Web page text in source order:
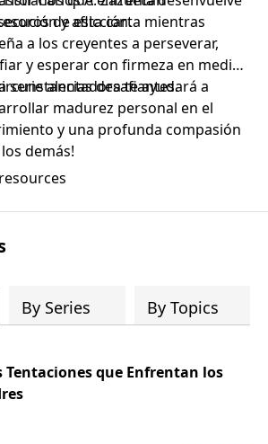
y aflicción.
de esta carta mientras
a los creyentes a perseverar,
y esperar con firmeza en medio
desafiantes.
serie alentadora te ayudará a
madurez personal en el
y una profunda compasión
demás!
By Series By Topics
Tentaciones que Enfrentan los